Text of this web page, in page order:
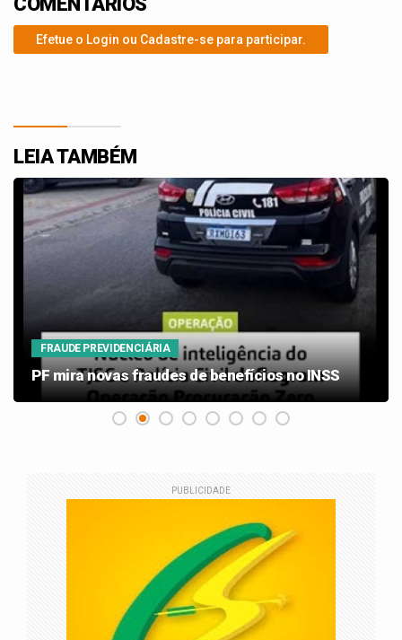
Efetue o Login ou Cadastre-se para participar.
LEIA TAMBÉM
FRAUDE PREVIDENCIÁRIA
PF mira novas fraudes de benefícios no INSS
PUBLICIDADE